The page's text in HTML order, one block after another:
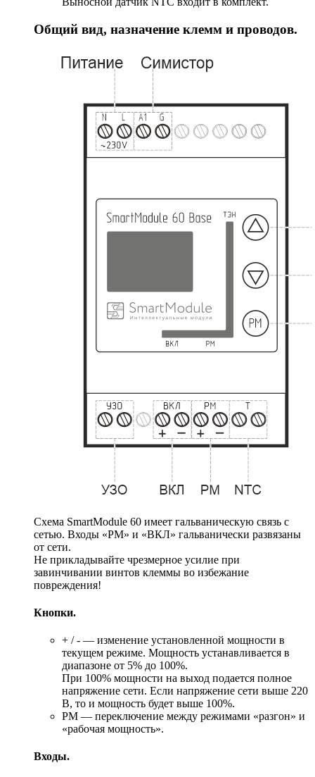
Общий вид, назначение клемм и проводов.
Схема SmartModule 60 имеет гальваническую связь с
сетью. Входы «РМ» и «ВКЛ» гальванически развязаны
от сети.
Не прикладывайте чрезмерное усилие при
завинчивании винтов клеммы во избежание
повреждения!
Кнопки.
+ / - — изменение установленной мощности в
текущем режиме. Мощность устанавливается в
диапазоне от 5% до 100%.
При 100% мощности на выход подается полное
напряжение сети. Если напряжение сети выше 220
В, то и мощность будет выше 100%.
РМ — переключение между режимами «разгон» и
«рабочая мощность».
Входы.